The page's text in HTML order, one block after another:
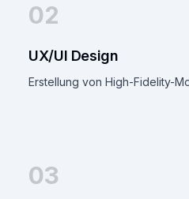
02
UX/UI Design
Erstellung von High-Fidelity-
03